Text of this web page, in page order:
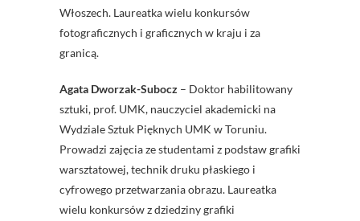
Włoszech. Laureatka wielu konkursów
fotograficznych i graficznych w kraju i za
granicą.
Agata Dworzak-Subocz – Doktor habilitowany
sztuki, prof. UMK, nauczyciel akademicki na
Wydziale Sztuk Pięknych UMK w Toruniu.
Prowadzi zajęcia ze studentami z podstaw grafiki
warsztatowej, technik druku płaskiego i
cyfrowego przetwarzania obrazu. Laureatka
wielu konkursów z dziedziny grafiki